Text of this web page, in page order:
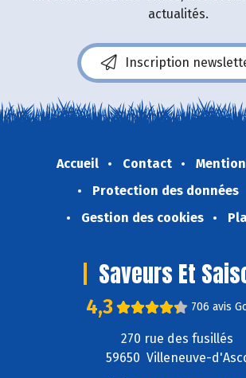
actualités.
Inscription
Accueil Contact
Protection des données
Gestion des cookies
Saveurs Et
4,3 706 avis
270 rue des fusillés
59650 Villeneuve-